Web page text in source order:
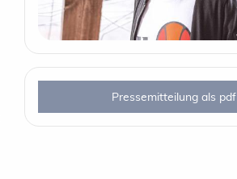
Pressemitteilung als pdf